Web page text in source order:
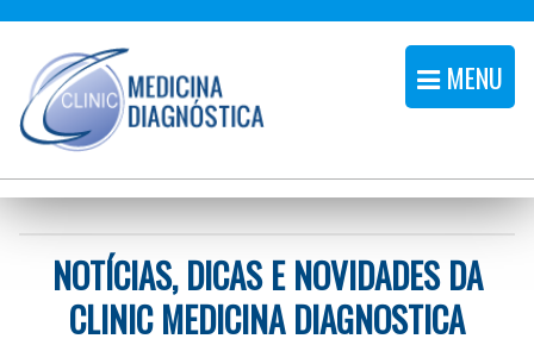
MENU
NOTÍCIAS, DICAS E NOVIDADES DA
CLINIC MEDICINA DIAGNOSTICA